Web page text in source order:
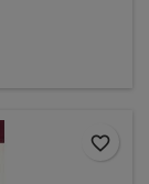
favorite_border